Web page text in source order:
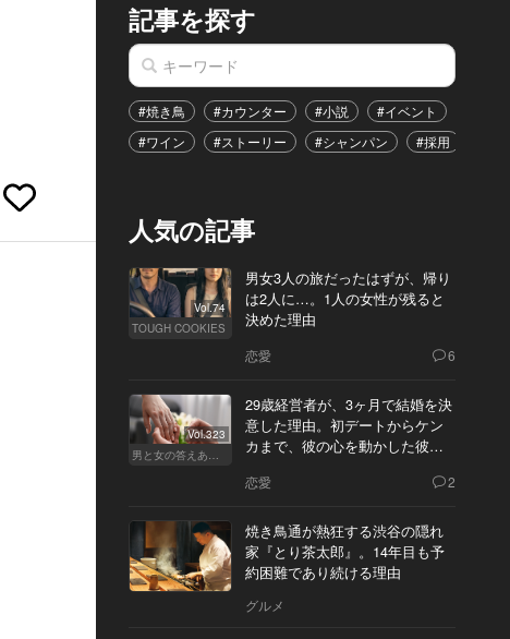
記事を探す
#焼き鳥 #カウンター #小説 #イベント
#ワイン
#ストーリー #シャンパン #採用
人気の記事
Vol.74
TOUGH COOKIES
男女3人の旅だったはずが、帰り
は2人に…。1人の女性が残ると
決めた理由
恋愛 6
Vol.323
男と女の答えあわせ【Q】
29歳経営者が、3ヶ月で結婚を決
意した理由。初デートからケン
カまで、彼の心を動かした彼女
恋愛 2
焼き鳥通が熱狂する渋谷の隠れ
家『とり茶太郎』。14年目も予
約困難であり続ける理由
グルメ